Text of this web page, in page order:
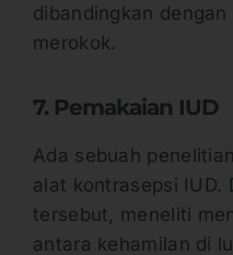
dibandingkan
merokok.
7. Pemakaian IUD
Ada sebuah
alat kontrasepsi IUD.
tersebut, meneliti
antara kehamilan di